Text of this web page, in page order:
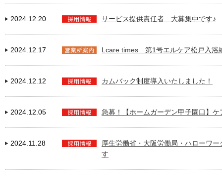
2024.12.20 サービス提供責任者 大募集中です♪
2024.12.17 Lcare times 第1号エルケア松戸入浴
2024.12.12 カムバック制度導入いたしました！
2024.12.05 急募！【ホームガーデン甲子園口】
2024.11.28
厚生労働省・大阪労働局・ハローワ
す